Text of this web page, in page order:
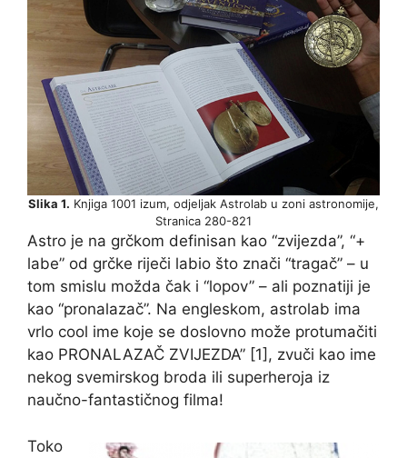
Slika 1. Knjiga 1001 izum, odjeljak Astrolab u zoni astronomije,
Stranica 280-821
Astro je na grčkom definisan kao “zvijezda”, “+
labe” od grčke riječi labio što znači “tragač” – u
tom smislu možda čak i “lopov” – ali poznatiji je
kao “pronalazač”. Na engleskom, astrolab ima
vrlo cool ime koje se doslovno može protumačiti
kao PRONALAZAČ ZVIJEZDA” [1], zvuči kao ime
nekog svemirskog broda ili superheroja iz
naučno-fantastičnog filma!
Toko